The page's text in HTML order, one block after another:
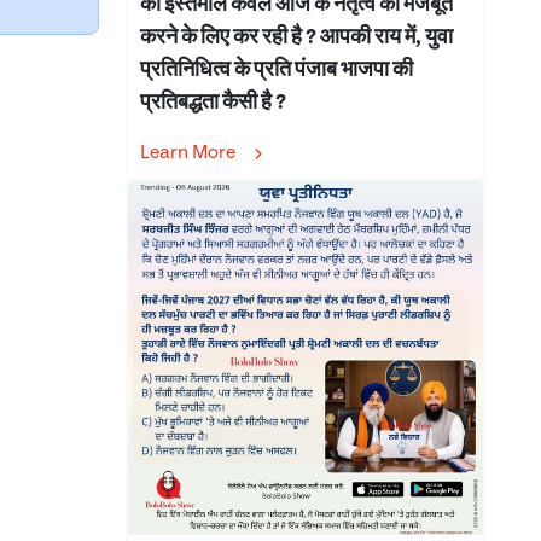
करने के लिए कर रही है ? आपकी राय में, युवा
प्रतिनिधित्व के प्रति पंजाब भाजपा की
प्रतिबद्धता कैसी है ?
Learn More